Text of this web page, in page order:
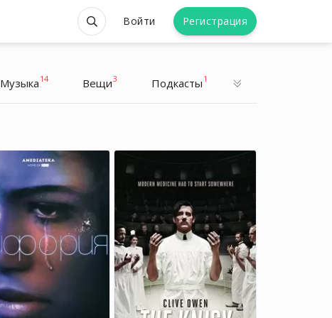
Войти Регистрация
Музыка 14 Вещи3 Подкасты 1
Йен Сомерхолдер
Актер Актер